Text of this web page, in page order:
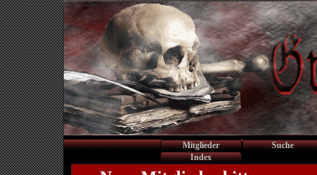
Mitglieder
Suche
Index